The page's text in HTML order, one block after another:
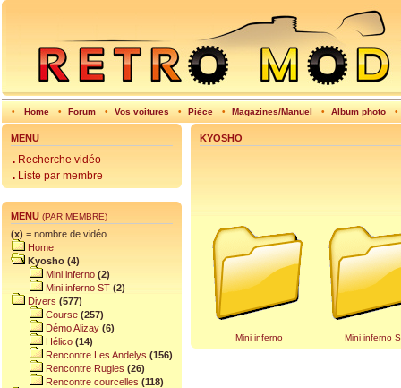
• Home • Forum • Vos voitures • Pièce • Magazines/Manuel • Album photo •
MENU
. Recherche vidéo
. Liste par membre
MENU (PAR MEMBRE)
(x) = nombre de vidéo
Home
Kyosho (4)
Mini inferno (2)
Mini inferno ST (2)
Divers (577)
Course (257)
Démo Alizay (6)
Hélico (14)
Rencontre Les Andelys (156)
Rencontre Rugles (26)
Rencontre courcelles (118)
KYOSHO
Mini inferno Mini inferno